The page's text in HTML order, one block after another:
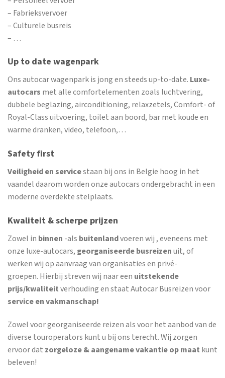
– Fabrieksvervoer
– Culturele busreis
– …
Up to date wagenpark
Ons autocar wagenpark is jong en steeds up-to-date. Luxe-
autocars met alle comfortelementen zoals luchtvering,
dubbele beglazing, airconditioning, relaxzetels, Comfort- of
Royal-Class uitvoering, toilet aan boord, bar met koude en
warme dranken, video, telefoon,…
Safety first
Veiligheid en servicestaan bij ons in Belgie hoog in het
vaandel daarom worden onze autocars ondergebracht in een
moderne overdekte stelplaats.
Kwaliteit & scherpe prijzen
Zowel in binnen -als buitenlandvoeren wij , eveneens met
onze luxe-autocars, georganiseerde busreizenuit, of
werken wij op aanvraag van organisaties en privé-
groepen. Hierbij streven wij naar een uitstekende
prijs/kwaliteitverhouding en staat Autocar Busreizen voor
service en vakmanschap!
Zowel voor georganiseerde reizen als voor het aanbod van de
diverse touroperators kunt u bij ons terecht. Wij zorgen
ervoor dat zorgeloze & aangename vakantie op maat kunt
beleven!